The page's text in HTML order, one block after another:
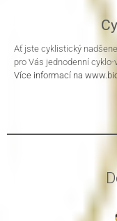
Ať jste cyklistický
pro Vás jednodenní
Více informací na